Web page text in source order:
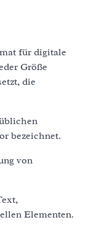
für digitale
Größe
die
bezeichnet.
von
Elementen.